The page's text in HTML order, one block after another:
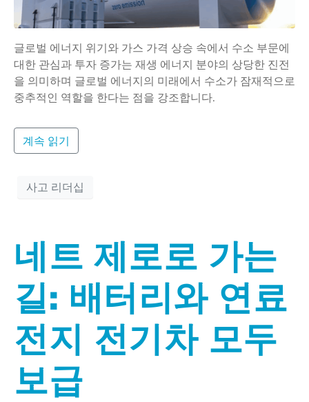
글로벌 에너지 위기와 가스 가격 상승 속에서 수소 부문에
대한 관심과 투자 증가는 재생 에너지 분야의 상당한 진전
을 의미하며 글로벌 에너지의 미래에서 수소가 잠재적으로
중추적인 역할을 한다는 점을 강조합니다.
계속 읽기
사고 리더십
네트 제로로 가는
길: 배터리와 연료
전지 전기차 모두
보급